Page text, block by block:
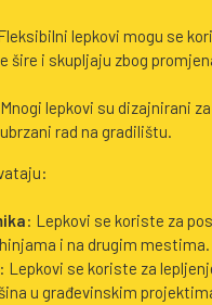
lepkovi mogu se
šire i skupljaju zbog
lepkovi su dizajnirani
rad na gradilištu.
: Lepkovi se koriste za
i na drugim mestima.
: Lepkovi se koriste za
u građevinskim